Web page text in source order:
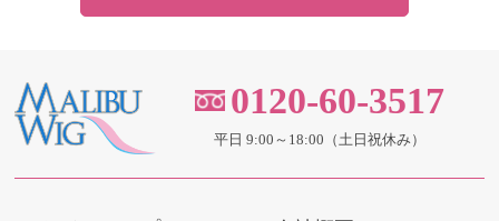
0120-60-3517
平日 9:00～18:00（土日祝休み）